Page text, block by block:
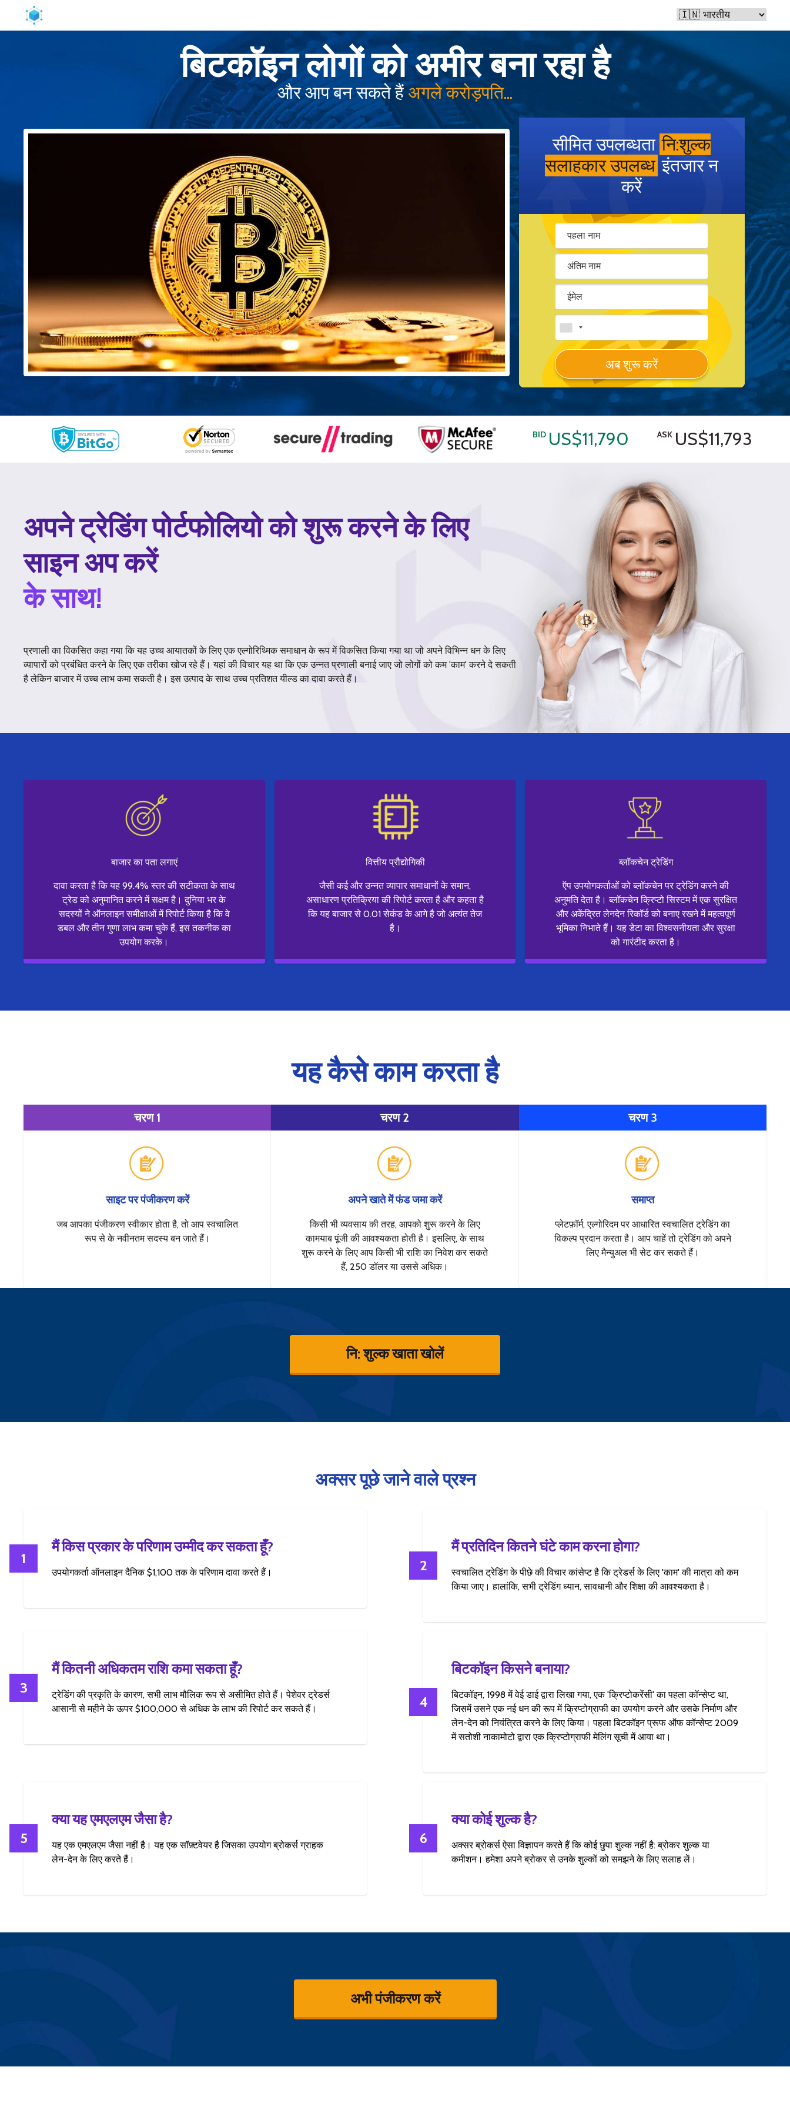
बिटकॉइन लोगों को अमीर बना रहा है
और आप बन सकते हैंअगले करोड़पति...
सीमित उपलब्धता नि:शुल्क
सलाहकार उपलब्ध इंतजार न
करें
अब शुरू करें
BID US$11,790 ASK US$11,793
अपने ट्रेडिंग पोर्टफोलियो को शुरू करने के लिए
साइन अप करें
के साथ!
प्रणाली का विकसित कहा गया कि यह उच्च आयातकों के लिए एक एल्गोरिथ्मिक समाधान के रूप में विकसित किया गया था जो अपने विभिन्न धन के लिए
व्यापारों को प्रबंधित करने के लिए एक तरीका खोज रहे हैं। यहां की विचार यह था कि एक उन्नत प्रणाली बनाई जाए जो लोगों को कम 'काम' करने दे सकती
है लेकिन बाजार में उच्च लाभ कमा सकती है। इस उत्पाद के साथ उच्च प्रतिशत यील्ड का दावा करते हैं।
बाजार का पता लगाएं
दावा करता है कि यह 99.4% स्तर की सटीकता के साथ
ट्रेड को अनुमानित करने में सक्षम है। दुनिया भर के
सदस्यों ने ऑनलाइन समीक्षाओं में रिपोर्ट किया है कि वे
डबल और तीन गुणा लाभ कमा चुके हैं, इस तकनीक का
उपयोग करके।
वित्तीय प्रौद्योगिकी
जैसी कई और उन्नत व्यापार समाधानों के समान,
असाधारण प्रतिक्रिया की रिपोर्ट करता है और कहता है
कि यह बाजार से 0.01 सेकंड के आगे है जो अत्यंत तेज
है।
ब्लॉकचेन ट्रेडिंग
ऍप उपयोगकर्ताओं को ब्लॉकचेन पर ट्रेडिंग करने की
अनुमति देता है। ब्लॉकचेन क्रिप्टो सिस्टम में एक सुरक्षित
और अकेंद्रित लेनदेन रिकॉर्ड को बनाए रखने में महत्वपूर्ण
भूमिका निभाते हैं। यह डेटा का विश्वसनीयता और सुरक्षा
को गारंटीद करता है।
यह कैसे काम करता है
चरण 1
साइट पर पंजीकरण करें
जब आपका पंजीकरण स्वीकार होता है, तो आप स्वचालित
रूप से के नवीनतम सदस्य बन जाते हैं।
चरण 2
अपने खाते में फंड जमा करें
किसी भी व्यवसाय की तरह, आपको शुरू करने के लिए
कामयाब पूंजी की आवश्यकता होती है। इसलिए, के साथ
शुरू करने के लिए आप किसी भी राशि का निवेश कर सकते
हैं, 250 डॉलर या उससे अधिक।
चरण 3
समाप्त
प्लेटफ़ॉर्म, एल्गोरिदम पर आधारित स्वचालित ट्रेडिंग का
विकल्प प्रदान करता है। आप चाहें तो ट्रेडिंग को अपने
लिए मैन्युअल भी सेट कर सकते हैं।
नि: शुल्क खाता खोलें
अक्सर पूछे जाने वाले प्रश्न
1
मैं किस प्रकार के परिणाम उम्मीद कर सकता हूँ?
उपयोगकर्ता ऑनलाइन दैनिक $1,100 तक के परिणाम दावा करते हैं। 2
मैं प्रतिदिन कितने घंटे काम करना होगा?
स्वचालित ट्रेडिंग के पीछे की विचार कांसेप्ट है कि ट्रेडर्स के लिए 'काम' की मात्रा को कम
किया जाए। हालांकि, सभी ट्रेडिंग ध्यान, सावधानी और शिक्षा की आवश्यकता है।
3
मैं कितनी अधिकतम राशि कमा सकता हूँ?
ट्रेडिंग की प्रकृति के कारण, सभी लाभ मौलिक रूप से असीमित होते हैं। पेशेवर ट्रेडर्स
आसानी से महीने के ऊपर $100,000 से अधिक के लाभ की रिपोर्ट कर सकते हैं।
4
बिटकॉइन किसने बनाया?
बिटकॉइन, 1998 में वेई डाई द्वारा लिखा गया, एक 'क्रिप्टोकरेंसी' का पहला कॉन्सेप्ट था,
जिसमें उसने एक नई धन की रूप में क्रिप्टोग्राफी का उपयोग करने और उसके निर्माण और
लेन-देन को नियंत्रित करने के लिए किया। पहला बिटकॉइन प्रूफ ऑफ कॉन्सेप्ट 2009
में सतोशी नाकामोटो द्वारा एक क्रिप्टोग्राफी मेलिंग सूची में आया था।
5
क्या यह एमएलएम जैसा है?
यह एक एमएलएम जैसा नहीं है। यह एक सॉफ़्टवेयर है जिसका उपयोग ब्रोकर्स ग्राहक
लेन-देन के लिए करते हैं।
6
क्या कोई शुल्क है?
अक्सर ब्रोकर्स ऐसा विज्ञापन करते हैं कि कोई छुपा शुल्क नहीं है: ब्रोकर शुल्क या
कमीशन। हमेशा अपने ब्रोकर से उनके शुल्कों को समझने के लिए सलाह लें।
अभी पंजीकरण करें